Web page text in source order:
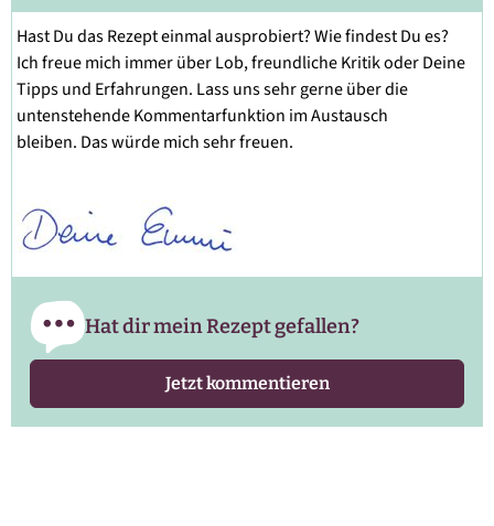
Hast Du das Rezept einmal ausprobiert? Wie findest Du es?
Ich freue mich immer über Lob, freundliche Kritik oder Deine
Tipps und Erfahrungen. Lass uns sehr gerne über die
untenstehende Kommentarfunktion im Austausch
bleiben. Das würde mich sehr freuen.
Hat dir mein Rezept gefallen?
Jetzt kommentieren